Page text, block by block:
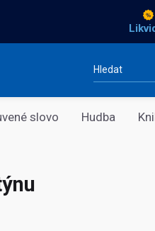
slovo Hudba